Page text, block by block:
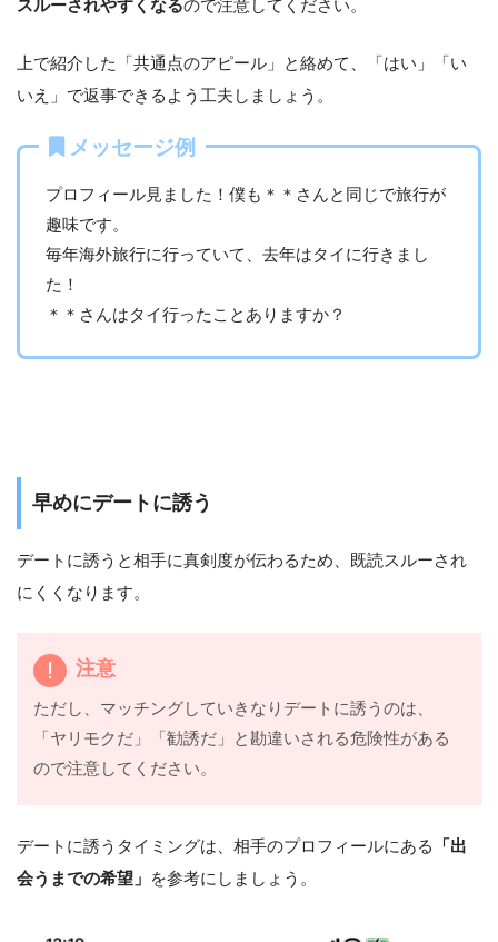
スルーされやすくなるので注意してください。
上で紹介した「共通点のアピール」と絡めて、「はい」「い
いえ」で返事できるよう工夫しましょう。
メッセージ例
プロフィール見ました！僕も＊＊さんと同じで旅行が
趣味です。
毎年海外旅行に行っていて、去年はタイに行きまし
た！
＊＊さんはタイ行ったことありますか？
早めにデートに誘う
デートに誘うと相手に真剣度が伝わるため、既読スルーされ
にくくなります。
注意
ただし、マッチングしていきなりデートに誘うのは、
「ヤリモクだ」「勧誘だ」と勘違いされる危険性がある
ので注意してください。
デートに誘うタイミングは、相手のプロフィールにある
「出
会うまでの希望」 を参考にしましょう。